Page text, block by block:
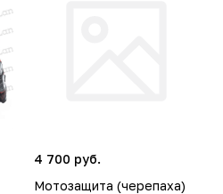
4 700 руб.
Мотозащита (черепаха)